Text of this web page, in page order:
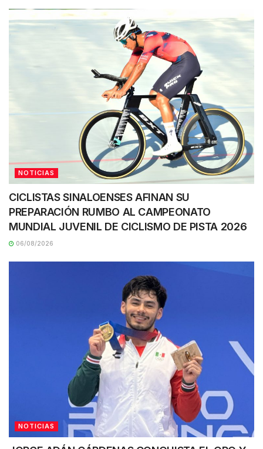
NOTICIAS
CICLISTAS SINALOENSES AFINAN SU
PREPARACIÓN RUMBO AL CAMPEONATO
MUNDIAL JUVENIL DE CICLISMO DE PISTA 2026
06/08/2026
NOTICIAS